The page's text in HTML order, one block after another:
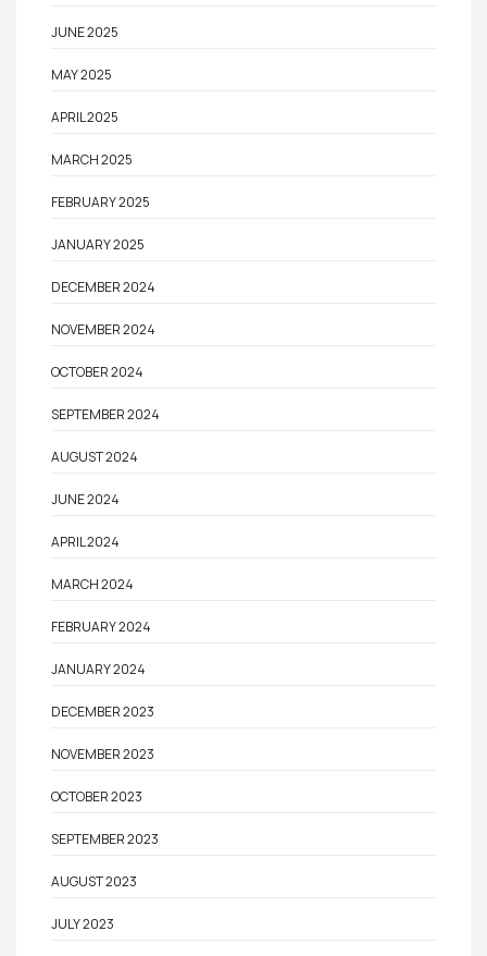
JUNE 2025
MAY 2025
APRIL 2025
MARCH 2025
FEBRUARY 2025
JANUARY 2025
DECEMBER 2024
NOVEMBER 2024
OCTOBER 2024
SEPTEMBER 2024
AUGUST 2024
JUNE 2024
APRIL 2024
MARCH 2024
FEBRUARY 2024
JANUARY 2024
DECEMBER 2023
NOVEMBER 2023
OCTOBER 2023
SEPTEMBER 2023
AUGUST 2023
JULY 2023